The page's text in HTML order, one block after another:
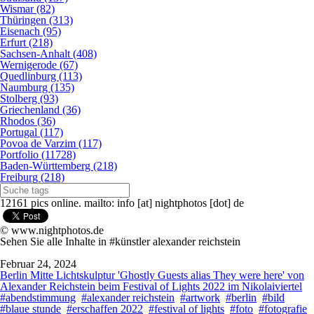
Wismar (82)
Thüringen (313)
Eisenach (95)
Erfurt (218)
Sachsen-Anhalt (408)
Wernigerode (67)
Quedlinburg (113)
Naumburg (135)
Stolberg (93)
Griechenland (36)
Rhodos (36)
Portugal (117)
Povoa de Varzim (117)
Portfolio (11728)
Baden-Württemberg (218)
Freiburg (218)
12161 pics online. mailto: info [at] nightphotos [dot] de
© www.nightphotos.de
Sehen Sie alle Inhalte in #künstler alexander reichstein
Februar 24, 2024
Berlin Mitte Lichtskulptur 'Ghostly Guests alias They were here' von
Alexander Reichstein beim Festival of Lights 2022 im Nikolaiviertel
#abendstimmung #alexander reichstein #artwork #berlin #bild
#blaue stunde #erschaffen 2022 #festival of lights #foto #fotografie